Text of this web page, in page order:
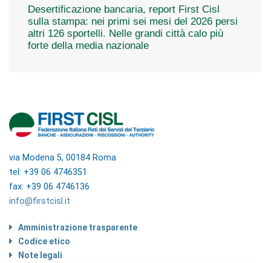
Desertificazione bancaria, report First Cisl
sulla stampa: nei primi sei mesi del 2026 persi
altri 126 sportelli. Nelle grandi città calo più
forte della media nazionale
via Modena 5, 00184 Roma
tel: +39 06 4746351
fax: +39 06 4746136
info@firstcisl.it
Amministrazione trasparente
Codice etico
Note legali